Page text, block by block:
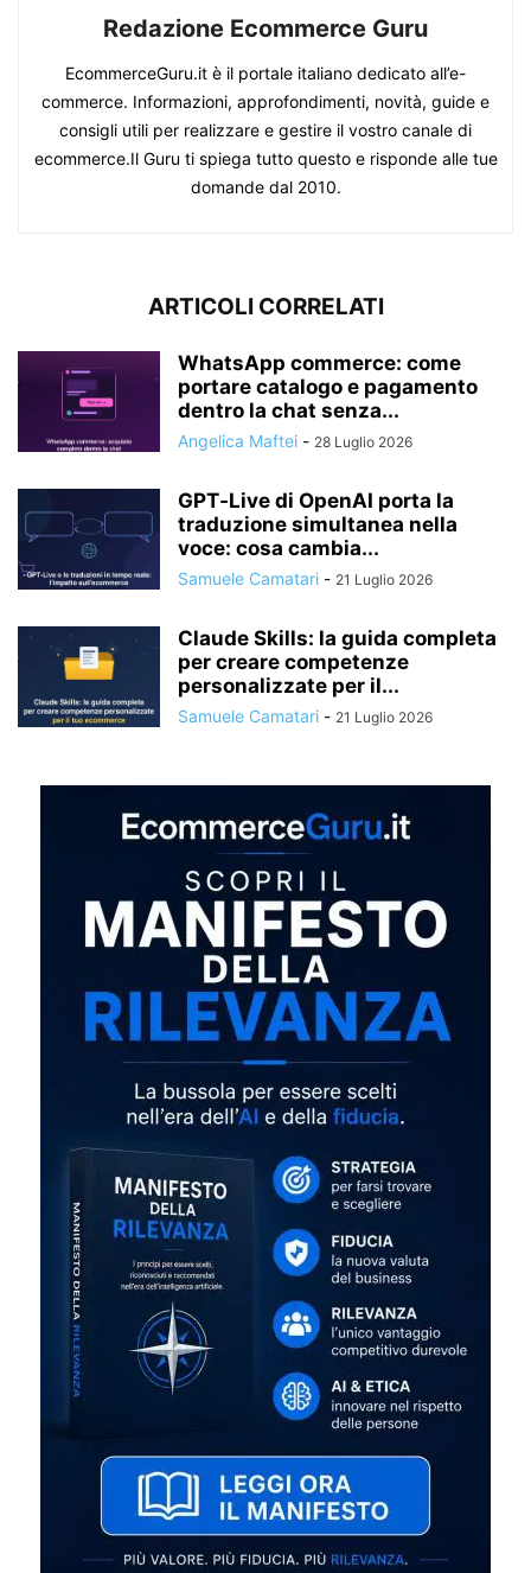
Redazione Ecommerce Guru
EcommerceGuru.it è il portale italiano dedicato all’e-
commerce. Informazioni, approfondimenti, novità, guide e
consigli utili per realizzare e gestire il vostro canale di
ecommerce.Il Guru ti spiega tutto questo e risponde alle tue
domande dal 2010.
ARTICOLI CORRELATI
WhatsApp commerce: come
portare catalogo e pagamento
dentro la chat senza...
Angelica Maftei - 28 Luglio 2026
GPT‑Live di OpenAI porta la
traduzione simultanea nella
voce: cosa cambia...
Samuele Camatari - 21 Luglio 2026
Claude Skills: la guida completa
per creare competenze
personalizzate per il...
Samuele Camatari - 21 Luglio 2026